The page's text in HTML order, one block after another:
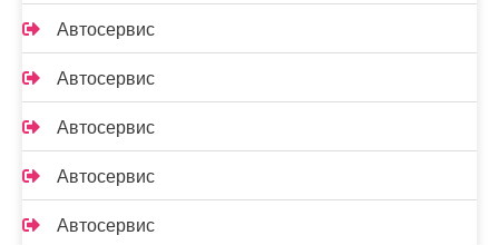
Автосервис
Автосервис
Автосервис
Автосервис
Автосервис